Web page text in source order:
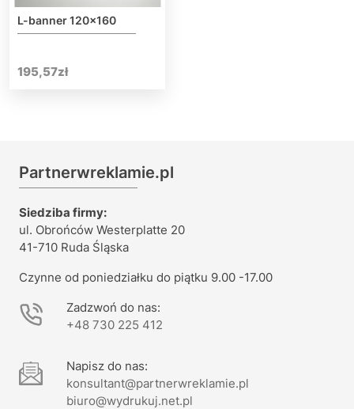
L-banner 120×160
195,57zł
Partnerwreklamie.pl
Siedziba firmy:
ul. Obrońców Westerplatte 20
41-710 Ruda Śląska
Czynne od poniedziałku do piątku 9.00 -17.00
Zadzwoń do nas:
+48 730 225 412
Napisz do nas:
konsultant@partnerwreklamie.pl
biuro@wydrukuj.net.pl